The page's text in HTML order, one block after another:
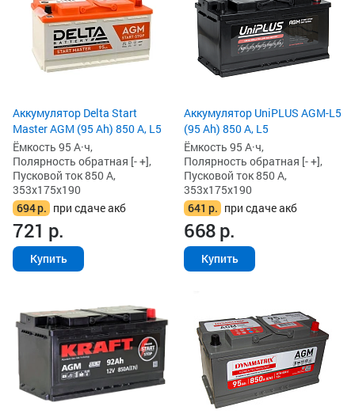
Аккумулятор Delta Start
Master AGM (95 Ah) 850 А, L5
Ёмкость 95 А·ч,
Полярность обратная [- +],
Пусковой ток 850 А,
353x175x190
694р. при сдаче акб
721 р.
Купить
Аккумулятор UniPLUS AGM-L5
(95 Ah) 850 А, L5
Ёмкость 95 А·ч,
Полярность обратная [- +],
Пусковой ток 850 А,
353x175x190
641 р. при сдаче акб
668р.
Купить